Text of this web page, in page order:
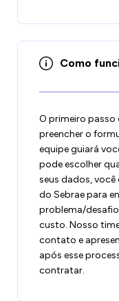
Como
O primeiro passo
preencher o
equipe guiará
pode escolher
seus dados,
do Sebrae para
problema/desafio
custo. Nosso
contato e
após esse
contratar.